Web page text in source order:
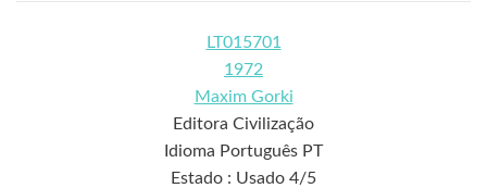
LT015701
1972
Maxim Gorki
Editora Civilização
Idioma Português PT
Estado : Usado 4/5